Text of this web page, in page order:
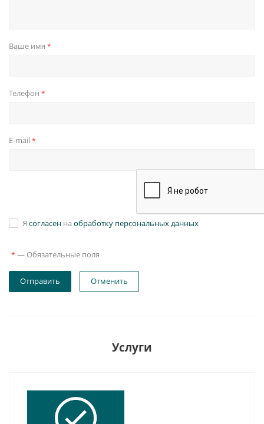
Ваше имя *
Телефон *
E-mail *
Я согласен на обработку персональных данных
* — Обязательные поля
Отправить Отменить
Услуги